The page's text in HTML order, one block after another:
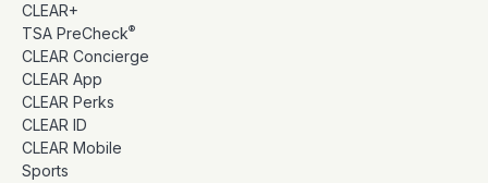
CLEAR+
TSA PreCheck®
CLEAR Concierge
CLEAR App
CLEAR Perks
CLEAR ID
CLEAR Mobile
Sports